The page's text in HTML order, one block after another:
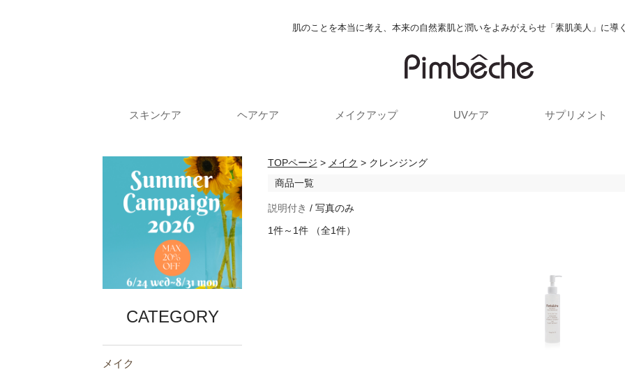
肌のことを本当に考え、本来の自然素肌と潤いをよみがえらせ「素肌美人」に導
スキンケア ヘアケア メイクアップ UVケア サプリメント
CATEGORY
メイク
TOPページ > メイク > クレンジング
商品一覧
説明付き / 写真のみ
1件～1件 （全1件）